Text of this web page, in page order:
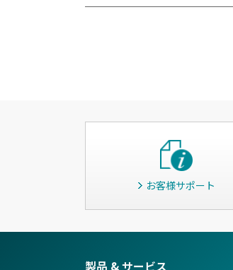
お客様サポート
製品 & サービス